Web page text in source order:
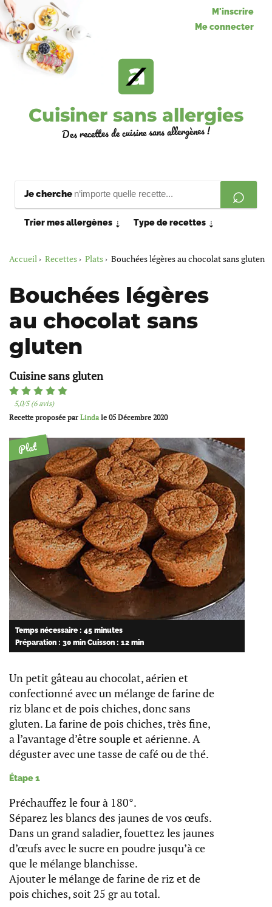
M'inscrire
Me connecter
Cuisiner sans allergies
Des recettes de cuisine sans allergènes !
Je cherche
Trier mes allergènes ⇣ Type de recettes ⇣
Accueil Recettes Plats Bouchées légères au chocolat sans gluten
Bouchées légères
au chocolat sans
gluten
Cuisine sans gluten
5,0/5 (6 avis)
Recette proposée par Linda le 05 Décembre 2020
Plat
Temps nécessaire : 45 minutes
Préparation : 30 min Cuisson : 12 min
Un petit gâteau au chocolat, aérien et
confectionné avec un mélange de farine de
riz blanc et de pois chiches, donc sans
gluten. La farine de pois chiches, très fine,
a l’avantage d’être souple et aérienne. A
déguster avec une tasse de café ou de thé.
Étape 1
Préchauffez le four à 180°.
Séparez les blancs des jaunes de vos œufs.
Dans un grand saladier, fouettez les jaunes
d’œufs avec le sucre en poudre jusqu’à ce
que le mélange blanchisse.
Ajouter le mélange de farine de riz et de
pois chiches, soit 25 gr au total.